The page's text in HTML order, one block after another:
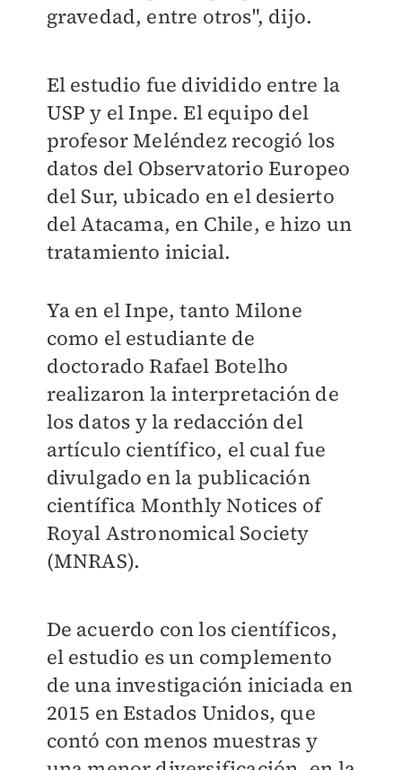
gravedad, entre otros", dijo.
El estudio fue dividido entre la
USP y el Inpe. El equipo del
profesor Meléndez recogió los
datos del Observatorio Europeo
del Sur, ubicado en el desierto
del Atacama, en Chile, e hizo un
tratamiento inicial.
Ya en el Inpe, tanto Milone
como el estudiante de
doctorado Rafael Botelho
realizaron la interpretación de
los datos y la redacción del
artículo científico, el cual fue
divulgado en la publicación
científica Monthly Notices of
Royal Astronomical Society
(MNRAS).
De acuerdo con los científicos,
el estudio es un complemento
de una investigación iniciada en
2015 en Estados Unidos, que
contó con menos muestras y